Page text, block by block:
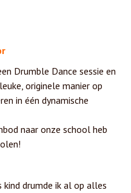
Drumble Dance sessie en
originele manier op
in één dynamische
naar onze school heb
kind drumde ik al op alles